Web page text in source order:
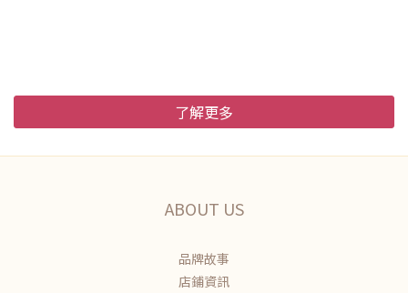
了解更多
ABOUT US
品牌故事
店鋪資訊